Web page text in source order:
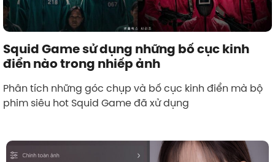
Squid Game sử dụng những bố cục kinh
điển nào trong nhiếp ảnh
Phân tích những góc chụp và bố cục kinh điển mà bộ
phim siêu hot Squid Game đã xử dụng